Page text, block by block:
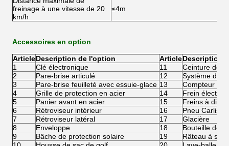
freinage à une vitesse de 20
km/h
≤4m
Accessoires en option
ArticleDescription de l'option ArticleDescription
1
Clé électronique 11
Ceinture de
2
Pare-brise articulé 12
Système de
3
Pare-brise feuilleté avec essuie-glace 13
Compteur
4
Grille de protection en acier 14
Frein
5
Panier avant en acier 15
Freins à
6
Rétroviseur intérieur 16
Pneu Carlisle
7
Rétroviseur latéral 17
Glacière
8
Enveloppe 18
Bouteille de
9
Bâche de protection solaire 19
Râteau à